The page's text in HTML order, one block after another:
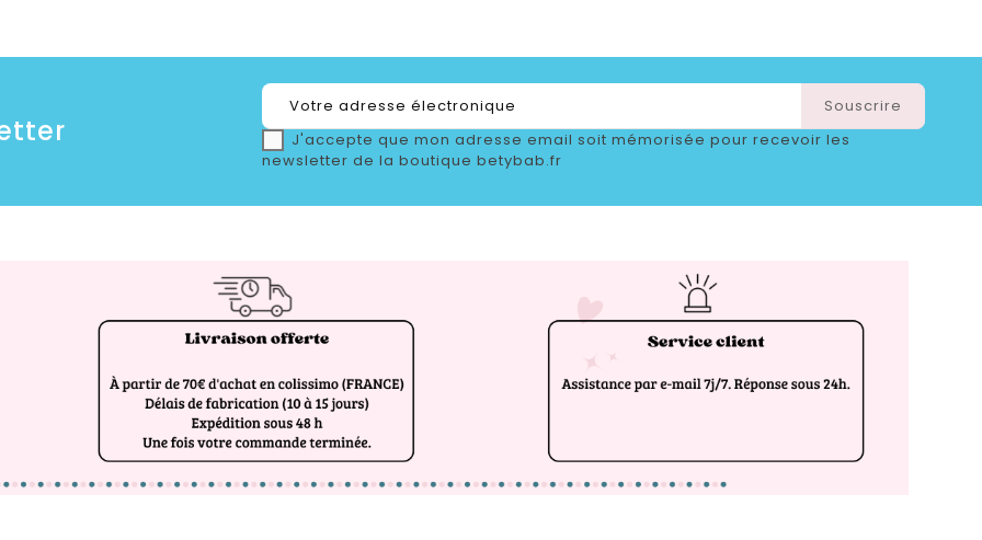
J'accepte que mon adresse email soit mémorisée pour recevoir les
newsletter de la boutique betybab.fr